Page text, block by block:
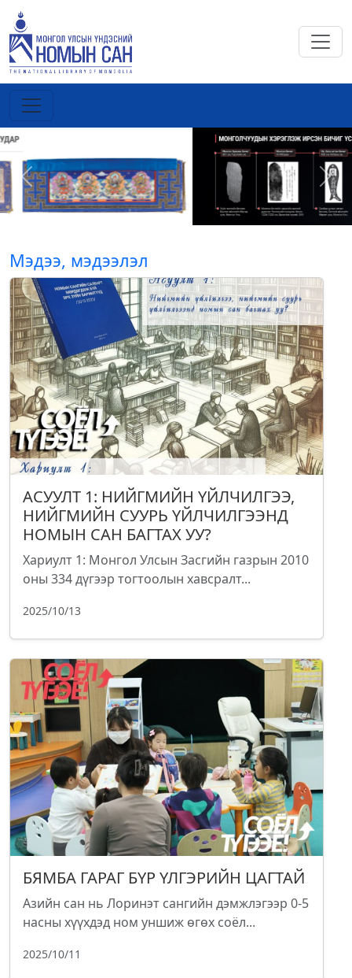
Previous Next
Мэдээ, мэдээлэл
АСУУЛТ 1: НИЙГМИЙН ҮЙЛЧИЛГЭЭ,
НИЙГМИЙН СУУРЬ ҮЙЛЧИЛГЭЭНД
НОМЫН САН БАГТАХ УУ?
Хариулт 1: Монгол Улсын Засгийн газрын 2010
оны 334 дүгээр тогтоолын хавсралт...
2025/10/13
БЯМБА ГАРАГ БҮР ҮЛГЭРИЙН ЦАГТАЙ
Азийн сан нь Лоринэт сангийн дэмжлэгээр 0-5
насны хүүхдэд ном уншиж өгөх соёл...
2025/10/11